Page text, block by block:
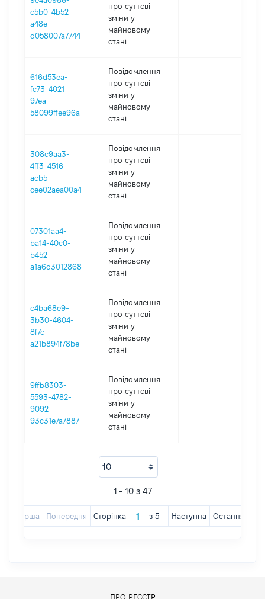
c5b0-4b52-
a48e-
d058007a7744
про суттєві
зміни y
майновому
стані
-
616d53ea-
fc73-4021-
97ea-
58099ffee96a
Повідомлення
про суттєві
зміни y
майновому
стані
-
308c9aa3-
4ff3-4516-
acb5-
cee02aea00a4
Повідомлення
про суттєві
зміни y
майновому
стані
-
07301aa4-
ba14-40c0-
b452-
a1a6d3012868
Повідомлення
про суттєві
зміни y
майновому
стані
-
c4ba68e9-
3b30-4604-
8f7c-
a21b894f78be
Повідомлення
про суттєві
зміни y
майновому
стані
-
9ffb8303-
5593-4782-
9092-
93c31e7a7887
Повідомлення
про суттєві
зміни y
майновому
стані
-
1 - 10 з 47
Перша Попередня Сторінка з 5 Наступна Остання
ПРО РЕЄСТР